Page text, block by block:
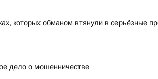
которых обманом втянули в серьёзные
дело о мошенничестве